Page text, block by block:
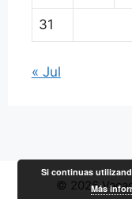
31
« Jul
© 2026
Si continuas
Más